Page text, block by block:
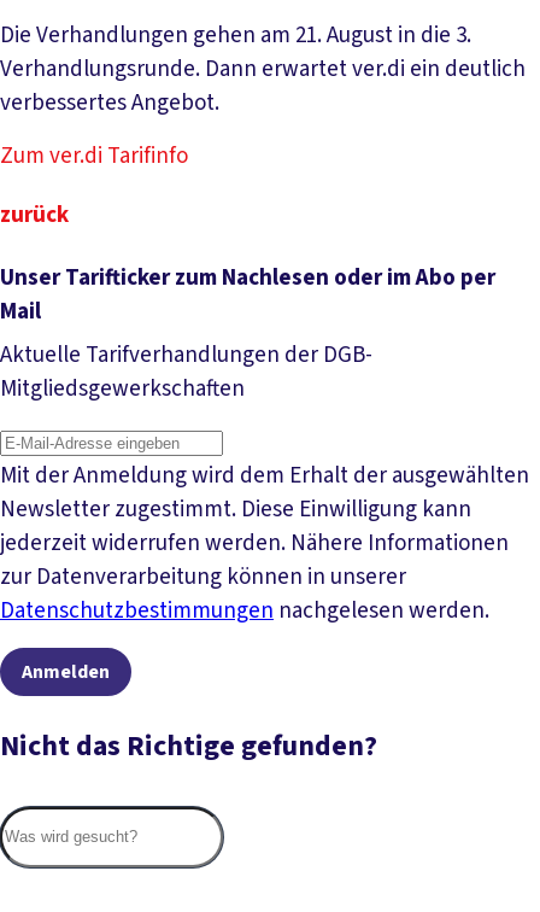
Die Verhandlungen gehen am 21. August in die 3.
Verhandlungsrunde. Dann erwartet ver.di ein deutlich
verbessertes Angebot.
Zum ver.di Tarifinfo
zurück
Unser Tarifticker zum Nachlesen oder im Abo per
Mail
Aktuelle Tarifverhandlungen der DGB-
Mitgliedsgewerkschaften
Mit der Anmeldung wird dem Erhalt der ausgewählten
Newsletter zugestimmt. Diese Einwilligung kann
jederzeit widerrufen werden. Nähere Informationen
zur Datenverarbeitung können in unserer
Datenschutzbestimmungen nachgelesen werden.
Anmelden
Nicht das Richtige gefunden?